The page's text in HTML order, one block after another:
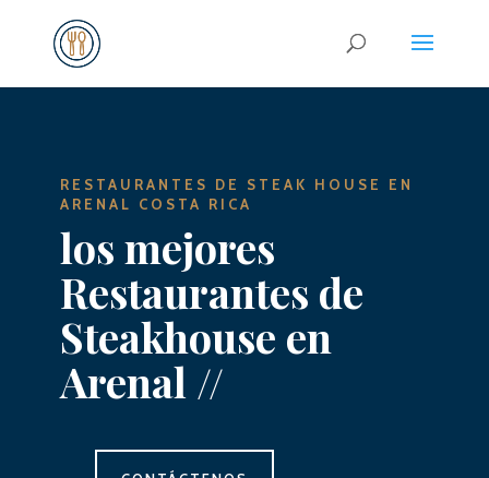
RESTAURANTES DE STEAK HOUSE EN
ARENAL
COSTA RICA
los mejores
Restaurantes de
Steakhouse en
Arenal //